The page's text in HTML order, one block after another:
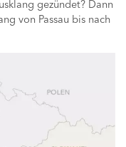
gezündet? Dann
von Passau bis nach